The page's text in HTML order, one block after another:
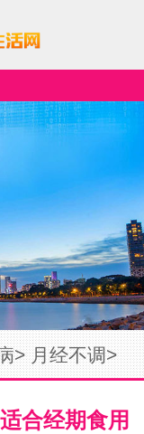
>月经不调>
合经期食用